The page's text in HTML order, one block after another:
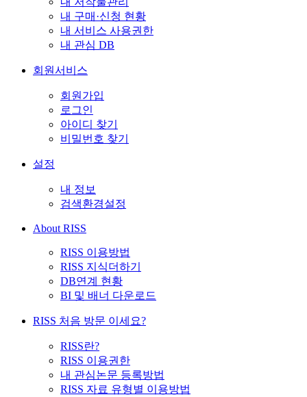
내 구매·신청 현황
내 서비스 사용권한
내 관심 DB
회원서비스
회원가입
로그인
아이디 찾기
비밀번호 찾기
설정
내 정보
검색환경설정
About RISS
RISS 이용방법
RISS 지식더하기
DB연계 현황
BI 및 배너 다운로드
RISS 처음 방문 이세요?
RISS란?
RISS 이용권한
내 관심논문 등록방법
RISS 자료 유형별 이용방법